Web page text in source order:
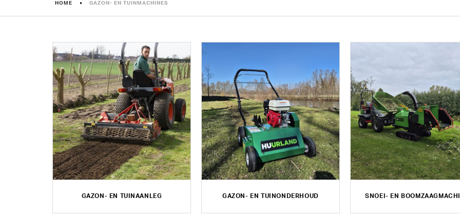
HOME GAZON- EN TUINMACHINES
GAZON- EN TUINAANLEG GAZON- EN TUINONDERHOUD SNOEI- EN